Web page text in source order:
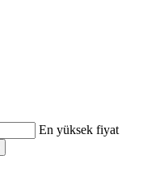
En yüksek fiyat